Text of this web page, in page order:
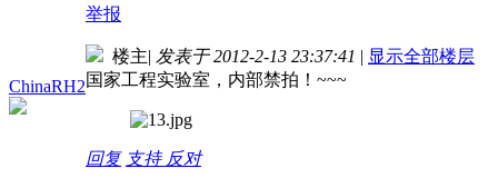
举报
ChinaRH2
楼主| 发表于 2012-2-13 23:37:41 | 显示全部楼层
国家工程实验室，内部禁拍！~~~
回复 支持 反对